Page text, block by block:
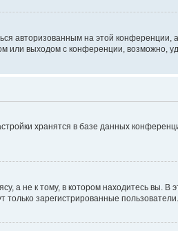
авторизованным на этой
или выходом с конференции, возможно,
хранятся в базе данных
а не к тому, в котором находитесь вы.
только зарегистрированные